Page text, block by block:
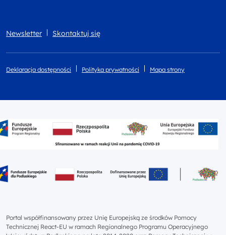
Newsletter Skontaktuj się
Deklaracja dostępności Polityka prywatności Mapa strony
Portal współfinansowany przez Unię Europejską ze środków Pomocy
Technicznej React-EU w ramach Regionalnego Programu Operacyjnego